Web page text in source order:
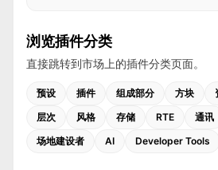
浏览插件分类
直接跳转到市场上的插件分类页面。
预设 插件 组成部分 方块
层次
风格 存储 RTE 通讯
场地建设者
AI Developer Tools